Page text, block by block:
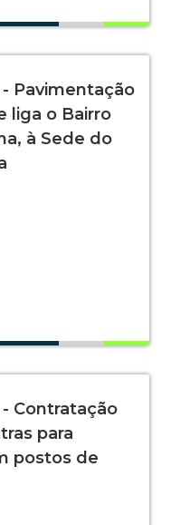
- Pavimentação
liga o Bairro
à Sede do
- Contratação
para
postos de